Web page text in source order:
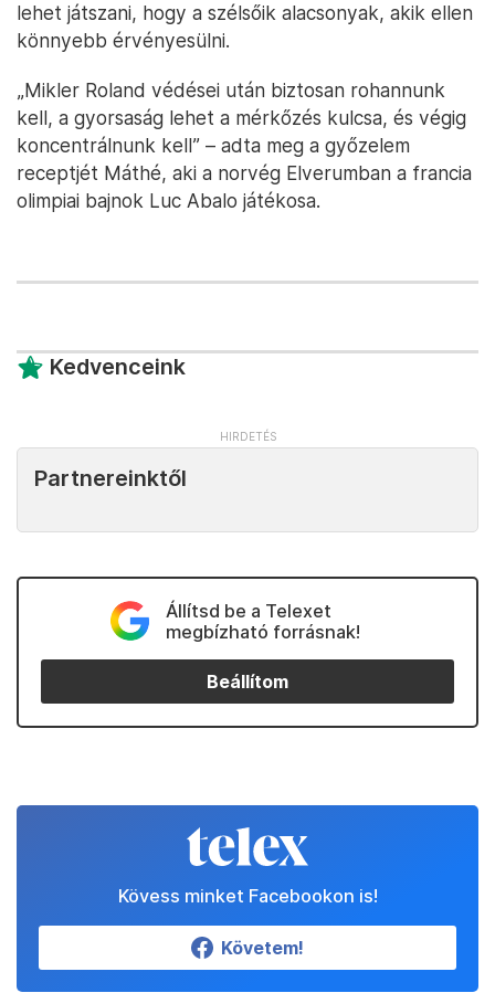
lehet játszani, hogy a szélsőik alacsonyak, akik ellen
könnyebb érvényesülni.
„Mikler Roland védései után biztosan rohannunk
kell, a gyorsaság lehet a mérkőzés kulcsa, és végig
koncentrálnunk kell” – adta meg a győzelem
receptjét Máthé, aki a norvég Elverumban a francia
olimpiai bajnok Luc Abalo játékosa.
Kedvenceink
Partnereinktől
Állítsd be a Telexet
megbízható forrásnak!
Beállítom
Kövess minket Facebookon is!
Követem!